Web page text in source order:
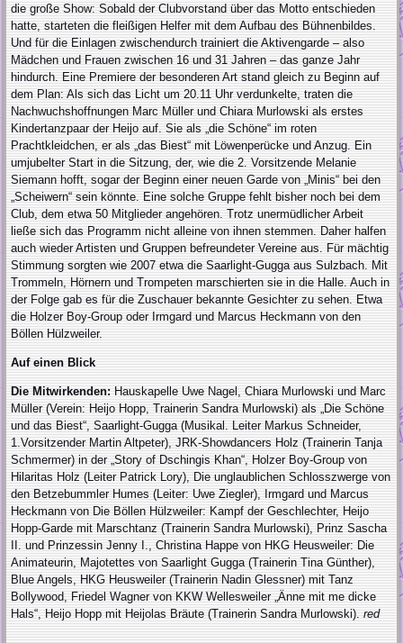
die große Show: Sobald der Clubvorstand über das Motto entschieden
hatte, starteten die fleißigen Helfer mit dem Aufbau des Bühnenbildes.
Und für die Einlagen zwischendurch trainiert die Aktivengarde – also
Mädchen und Frauen zwischen 16 und 31 Jahren – das ganze Jahr
hindurch. Eine Premiere der besonderen Art stand gleich zu Beginn auf
dem Plan: Als sich das Licht um 20.11 Uhr verdunkelte, traten die
Nachwuchshoffnungen Marc Müller und Chiara Murlowski als erstes
Kindertanzpaar der Heijo auf. Sie als „die Schöne“ im roten
Prachtkleidchen, er als „das Biest“ mit Löwenperücke und Anzug. Ein
umjubelter Start in die Sitzung, der, wie die 2. Vorsitzende Melanie
Siemann hofft, sogar der Beginn einer neuen Garde von „Minis“ bei den
„Scheiwern“ sein könnte. Eine solche Gruppe fehlt bisher noch bei dem
Club, dem etwa 50 Mitglieder angehören. Trotz unermüdlicher Arbeit
ließe sich das Programm nicht alleine von ihnen stemmen. Daher halfen
auch wieder Artisten und Gruppen befreundeter Vereine aus. Für mächtig
Stimmung sorgten wie 2007 etwa die Saarlight-Gugga aus Sulzbach. Mit
Trommeln, Hörnern und Trompeten marschierten sie in die Halle. Auch in
der Folge gab es für die Zuschauer bekannte Gesichter zu sehen. Etwa
die Holzer Boy-Group oder Irmgard und Marcus Heckmann von den
Böllen Hülzweiler.
Auf einen Blick
Die Mitwirkenden: Hauskapelle Uwe Nagel, Chiara Murlowski und Marc
Müller (Verein: Heijo Hopp, Trainerin Sandra Murlowski) als „Die Schöne
und das Biest“, Saarlight-Gugga (Musikal. Leiter Markus Schneider,
1.Vorsitzender Martin Altpeter), JRK-Showdancers Holz (Trainerin Tanja
Schmermer) in der „Story of Dschingis Khan“, Holzer Boy-Group von
Hilaritas Holz (Leiter Patrick Lory), Die unglaublichen Schlosszwerge von
den Betzebummler Humes (Leiter: Uwe Ziegler), Irmgard und Marcus
Heckmann von Die Böllen Hülzweiler: Kampf der Geschlechter, Heijo
Hopp-Garde mit Marschtanz (Trainerin Sandra Murlowski), Prinz Sascha
II. und Prinzessin Jenny I., Christina Happe von HKG Heusweiler: Die
Animateurin, Majotettes von Saarlight Gugga (Trainerin Tina Günther),
Blue Angels, HKG Heusweiler (Trainerin Nadin Glessner) mit Tanz
Bollywood, Friedel Wagner von KKW Wellesweiler „Änne mit me dicke
Hals“, Heijo Hopp mit Heijolas Bräute (Trainerin Sandra Murlowski).red